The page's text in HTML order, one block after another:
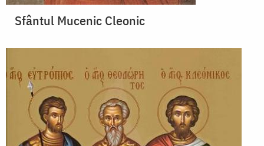
Sfântul Mucenic Cleonic